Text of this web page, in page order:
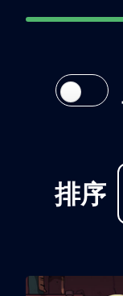
排序